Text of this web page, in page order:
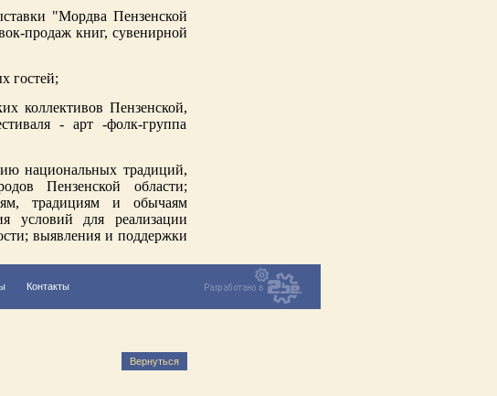
"Мордва Пензенской
продаж книг, сувенирной
гостей;
коллективов Пензенской,
- арт -фолк-группа
национальных традиций,
Пензенской области;
традициям и обычаям
условий для реализации
выявления и поддержки
Вернуться
Контакты